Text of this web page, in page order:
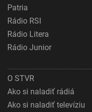
Patria
Rádio RSI
Rádio Litera
Rádio Junior
O STVR
Ako si naladiť rádiá
Ako si naladiť televíziu